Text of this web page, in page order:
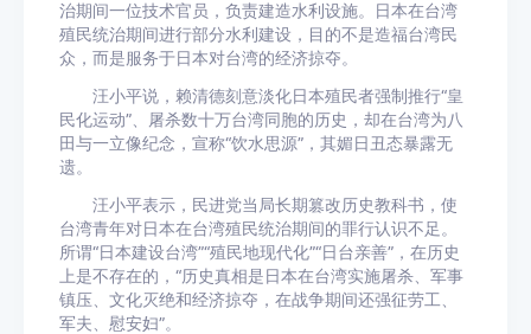
治期间一位技术官员，负责建造水利设施。日本在台湾
殖民统治期间进行部分水利建设，目的不是造福台湾民
众，而是服务于日本对台湾的经济掠夺。
汪小平说，赖清德刻意淡化日本殖民者强制推行“皇
民化运动”、屠杀数十万台湾同胞的历史，却在台湾为八
田与一立像纪念，宣称“饮水思源”，其媚日丑态暴露无
遗。
汪小平表示，民进党当局长期篡改历史教科书，使
台湾青年对日本在台湾殖民统治期间的罪行认识不足。
所谓“日本建设台湾”“殖民地现代化”“日台亲善”，在历史
上是不存在的，“历史真相是日本在台湾实施屠杀、军事
镇压、文化灭绝和经济掠夺，在战争期间还强征劳工、
军夫、慰安妇”。